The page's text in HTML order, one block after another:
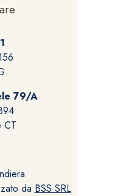
79/A
CT
da BSS SRL